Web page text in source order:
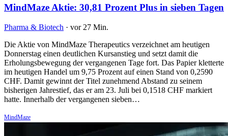
MindMaze Aktie: 30,81 Prozent Plus in sieben Tagen
Pharma & Biotech · vor 27 Min.
Die Aktie von MindMaze Therapeutics verzeichnet am heutigen
Donnerstag einen deutlichen Kursanstieg und setzt damit die
Erholungsbewegung der vergangenen Tage fort. Das Papier kletterte
im heutigen Handel um 9,75 Prozent auf einen Stand von 0,2590
CHF. Damit gewinnt der Titel zunehmend Abstand zu seinem
bisherigen Jahrestief, das er am 23. Juli bei 0,1518 CHF markiert
hatte. Innerhalb der vergangenen sieben…
MindMaze